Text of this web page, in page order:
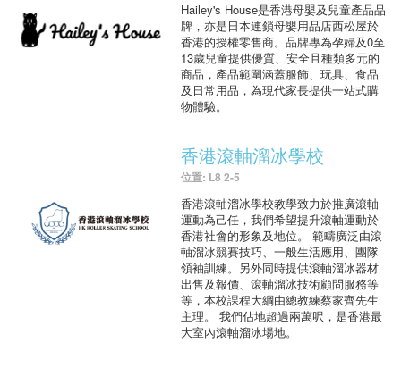
Hailey's House是香港母嬰及兒童產品品
牌，亦是日本連鎖母嬰用品店西松屋於
香港的授權零售商。品牌專為孕婦及0至
13歲兒童提供優質、安全且種類多元的
商品，產品範圍涵蓋服飾、玩具、食品
及日常用品，為現代家長提供一站式購
物體驗。
香港滾軸溜冰學校
位置: L8 2-5
香港滾軸溜冰學校教學致力於推廣滾軸
運動為己任，我們希望提升滾軸運動於
香港社會的形象及地位。 範疇廣泛由滾
軸溜冰競賽技巧、一般生活應用、團隊
領袖訓練。另外同時提供滾軸溜冰器材
出售及報價、滾軸溜冰技術顧問服務等
等，本校課程大綱由總教練蔡家齊先生
主理。 我們佔地超過兩萬呎，是香港最
大室內滾軸溜冰場地。